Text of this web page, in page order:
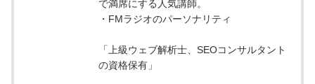
で満席にする人気講師。
・FMラジオのパーソナリティ
「上級ウェブ解析士、SEOコンサルタント
の資格保有」